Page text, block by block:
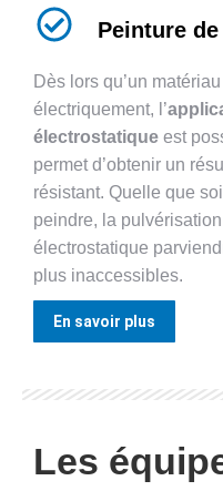
Peinture
Dès lors qu’un
électriquement, l’
électrostatique est
permet d’obtenir un
résistant. Quelle que
peindre, la
électrostatique
plus inaccessibles.
En savoir plus
Les